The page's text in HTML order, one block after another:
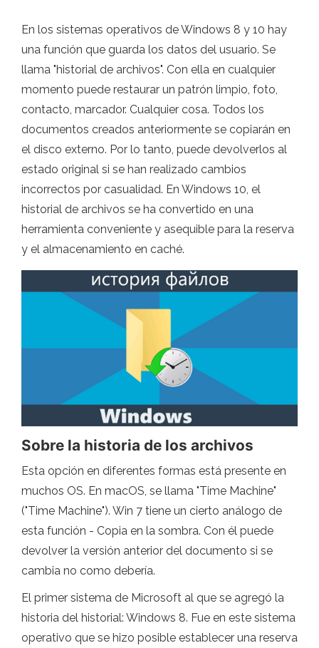
En los sistemas operativos de Windows 8 y 10 hay
una función que guarda los datos del usuario. Se
llama "historial de archivos". Con ella en cualquier
momento puede restaurar un patrón limpio, foto,
contacto, marcador. Cualquier cosa. Todos los
documentos creados anteriormente se copiarán en
el disco externo. Por lo tanto, puede devolverlos al
estado original si se han realizado cambios
incorrectos por casualidad. En Windows 10, el
historial de archivos se ha convertido en una
herramienta conveniente y asequible para la reserva
y el almacenamiento en caché.
Sobre la historia de los archivos
Esta opción en diferentes formas está presente en
muchos OS. En macOS, se llama "Time Machine"
("Time Machine"). Win 7 tiene un cierto análogo de
esta función - Copia en la sombra. Con él puede
devolver la versión anterior del documento si se
cambia no como debería.
El primer sistema de Microsoft al que se agregó la
historia del historial: Windows 8. Fue en este sistema
operativo que se hizo posible establecer una reserva